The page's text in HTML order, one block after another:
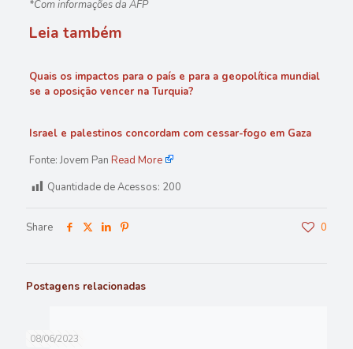
*Com informações da AFP
Leia também
Quais os impactos para o país e para a geopolítica mundial
se a oposição vencer na Turquia?
Israel e palestinos concordam com cessar-fogo em Gaza
Fonte: Jovem Pan Read More
Quantidade de Acessos: 200
Share 0
Postagens relacionadas
08/06/2023